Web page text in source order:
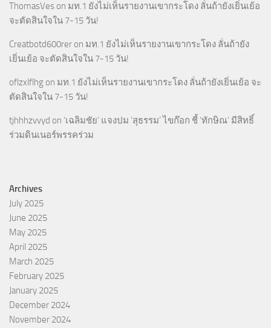
ThomasVes on มท.1 ยังไม่เห็นรายงานเขากระโดง ลั่นถ้ายังเยิ่นเย้อ
จะตัดสินใจใน 7-15 วัน!
Creatbotd600rer on มท.1 ยังไม่เห็นรายงานเขากระโดง ลั่นถ้ายัง
เยิ่นเย้อ จะตัดสินใจใน 7-15 วัน!
oflzxlflhg on มท.1 ยังไม่เห็นรายงานเขากระโดง ลั่นถ้ายังเยิ่นเย้อ จะ
ตัดสินใจใน 7-15 วัน!
tjhhhzvvyd on ‘เฉลิมชัย’ แจงปม ‘สุธรรม’ ไขก๊อก ชี้ ‘ทักษิณ’ มีสิทธิ์
ร่วมดินเนอร์พรรคร่วม
Archives
July 2025
June 2025
May 2025
April 2025
March 2025
February 2025
January 2025
December 2024
November 2024